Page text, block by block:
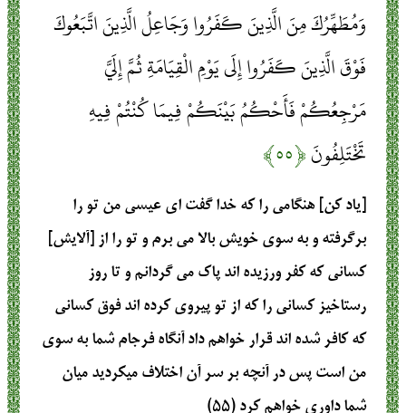
وَمُطَهِّرُكَ مِنَ الَّذِينَ كَفَرُوا وَجَاعِلُ الَّذِينَ اتَّبَعُوكَ
فَوْقَ الَّذِينَ كَفَرُوا إِلَى يَوْمِ الْقِيَامَةِ ثُمَّ إِلَيَّ
مَرْجِعُكُمْ فَأَحْكُمُ بَيْنَكُمْ فِيمَا كُنْتُمْ فِيهِ
تَخْتَلِفُونَ﴿۵۵﴾
[ياد كن] هنگامى را كه خدا گفت اى عيسى من تو را
برگرفته و به سوى خويش بالا مى برم و تو را از [آلايش]
كسانى كه كفر ورزيده‏ اند پاك مى‏ گردانم و تا روز
رستاخيز كسانى را كه از تو پيروى كرده‏ اند فوق كسانى
كه كافر شده‏ اند قرار خواهم داد آنگاه فرجام شما به سوى
من است پس در آنچه بر سر آن اختلاف میکرديد ميان
شما داورى خواهم كرد (۵۵)